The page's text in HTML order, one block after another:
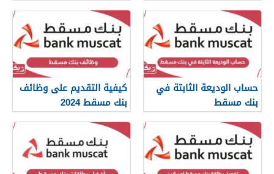
حساب الوديعة الثابتة في
بنك مسقط
كيفية التقديم على وظائف
بنك مسقط 2024